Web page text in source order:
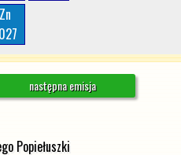
Zn
następna emisja
Popiełuszki